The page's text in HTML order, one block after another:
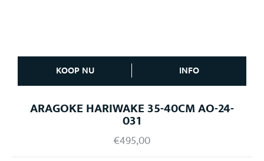
KOOP NU INFO
ARAGOKE HARIWAKE 35-40CM AO-24-
031
€495,00